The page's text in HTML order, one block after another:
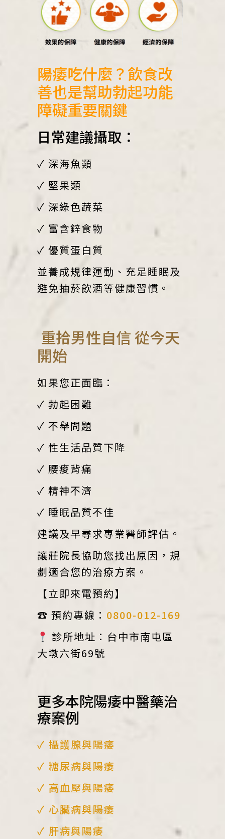
陽痿吃什麼？飲食改
善也是幫助勃起功能
障礙重要關鍵
日常建議攝取：
✓ 深海魚類
✓ 堅果類
✓ 深綠色蔬菜
✓ 富含鋅食物
✓ 優質蛋白質
並養成規律運動、充足睡眠及
避免抽菸飲酒等健康習慣。
重拾男性自信 從今天
開始
如果您正面臨：
✓ 勃起困難
✓ 不舉問題
✓ 性生活品質下降
✓ 腰痠背痛
✓ 精神不濟
✓ 睡眠品質不佳
建議及早尋求專業醫師評估。
讓莊院長協助您找出原因，規
劃適合您的治療方案。
【立即來電預約】
☎ 預約專線： 0800-012-169
診所地址：台中市南屯區
大墩六街69號
更多本院陽痿中醫藥治
療案例
✓ 攝護腺與陽痿
✓ 糖尿病與陽痿
✓ 高血壓與陽痿
✓ 心臟病與陽痿
✓ 肝病與陽痿